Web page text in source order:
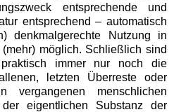
entsprechende und
entsprechend – automatisch
denkmalgerechte Nutzung in
möglich. Schließlich sind
immer nur noch die
letzten Überreste oder
menschlichen
eigentlichen Substanz der